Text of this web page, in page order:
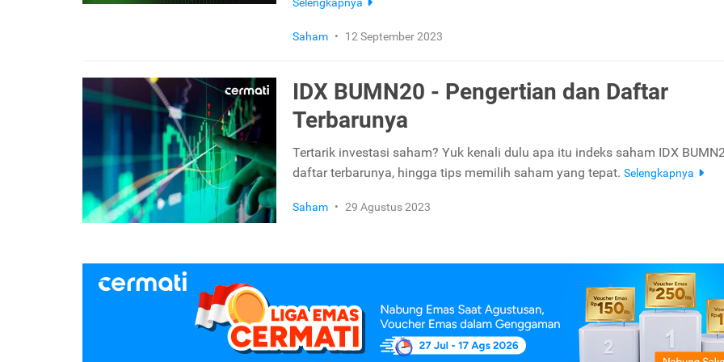
Saham • 12 September 2023
IDX BUMN20 - Pengertian dan Daftar
Terbarunya
Tertarik investasi saham? Yuk kenali dulu apa itu indeks saham IDX
daftar terbarunya, hingga tips memilih saham yang tepat. Selengkapnya
Saham • 29 Agustus 2023